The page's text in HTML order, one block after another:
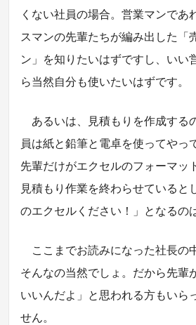
くない社員の場合。営業マンであ
スマンの先輩たちが編み出した「
ン」を知りたいはずですし、いい
ら当然自分も使いたいはずです。
あるいは、見積もりを作成する
員は紙と鉛筆と電卓を使ってやっ
先輩だけがエクセルのフォーマッ
見積もり作業を終わらせていると
のエクセルください！」となるの
ここまでお読みになった社長の
そんなの当然でしょ。だから先輩
いいんだよ」と思われる方もいら
せん。